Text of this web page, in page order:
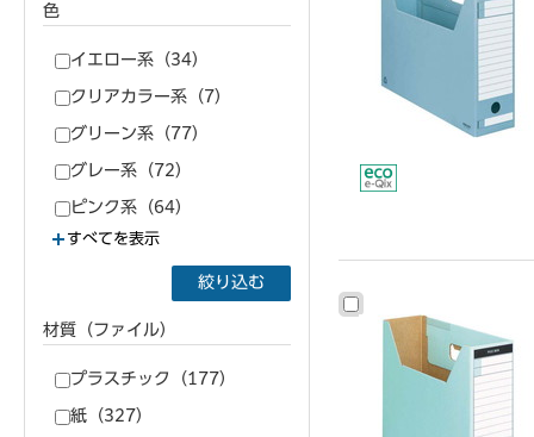
色
イエロー系（34）
クリアカラー系（7）
グリーン系（77）
グレー系（72）
ピンク系（64）
すべてを表示
絞り込む
材質（ファイル）
プラスチック（177）
紙（327）